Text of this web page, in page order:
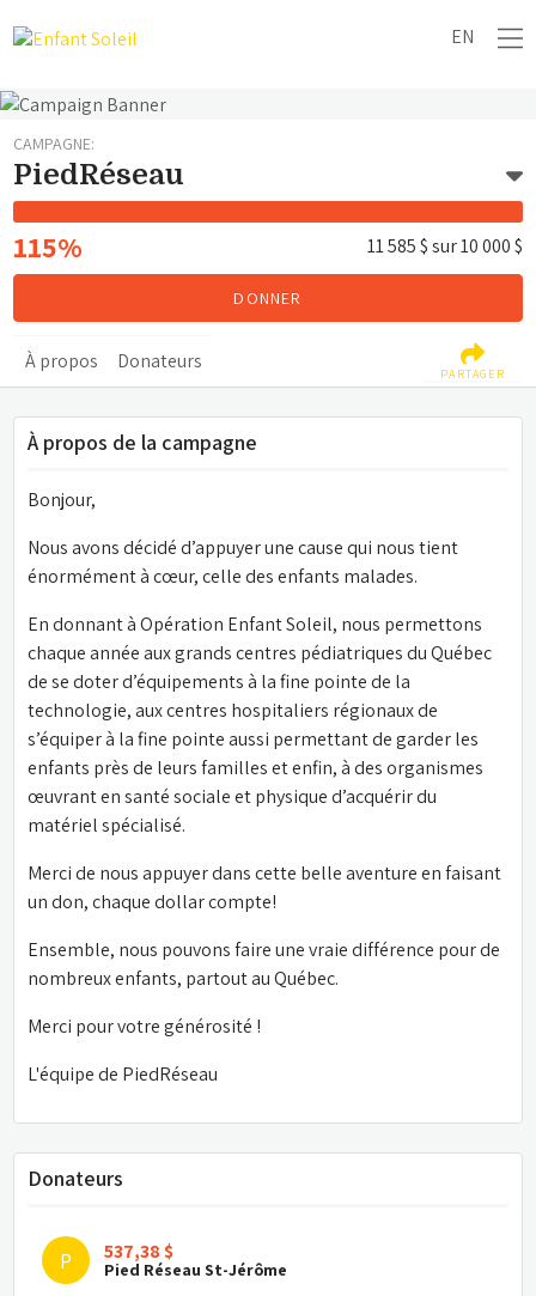
EN
CAMPAGNE:
PiedRéseau
115% 11 585 $sur10 000 $
DONNER
À propos Donateurs PARTAGER
À propos de la campagne
Bonjour,
Nous avons décidé d’appuyer une cause qui nous tient
énormément à cœur, celle des enfants malades.
En donnant à Opération Enfant Soleil, nous permettons
chaque année aux grands centres pédiatriques du Québec
de se doter d’équipements à la fine pointe de la
technologie, aux centres hospitaliers régionaux de
s’équiper à la fine pointe aussi permettant de garder les
enfants près de leurs familles et enfin, à des organismes
œuvrant en santé sociale et physique d’acquérir du
matériel spécialisé.
Merci de nous appuyer dans cette belle aventure en faisant
un don, chaque dollar compte!
Ensemble, nous pouvons faire une vraie différence pour de
nombreux enfants, partout au Québec.
Merci pour votre générosité !
L'équipe de PiedRéseau
Donateurs
P 537,38 $
Pied Réseau St-Jérôme